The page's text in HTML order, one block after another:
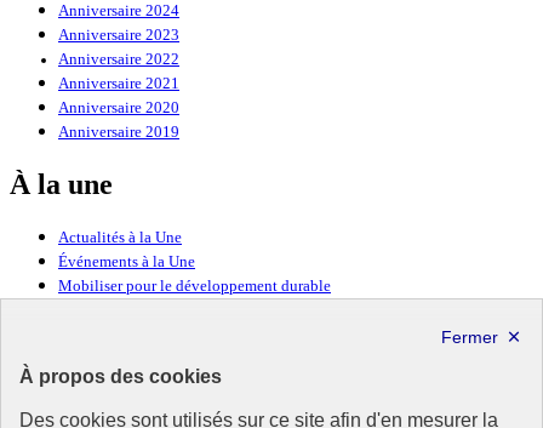
À propos des cookies
Des cookies sont utilisés sur ce site afin d'en mesurer la
Anniversaire 2024
Anniversaire 2023
Anniversaire 2022
Anniversaire 2021
Anniversaire 2020
Anniversaire 2019
À la une
Actualités à la Une
Événements à la Une
Mobiliser pour le développement durable
Ressources